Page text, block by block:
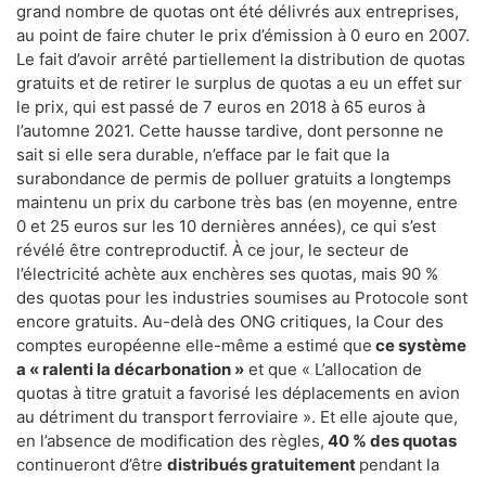
grand nombre de quotas ont été délivrés aux entreprises,
au point de faire chuter le prix d’émission à 0 euro en 2007.
Le fait d’avoir arrêté partiellement la distribution de quotas
gratuits et de retirer le surplus de quotas a eu un effet sur
le prix, qui est passé de 7 euros en 2018 à 65 euros à
l’automne 2021. Cette hausse tardive, dont personne ne
sait si elle sera durable, n’efface par le fait que la
surabondance de permis de polluer gratuits a longtemps
maintenu un prix du carbone très bas (en moyenne, entre
0 et 25 euros sur les 10 dernières années), ce qui s’est
révélé être contreproductif. À ce jour, le secteur de
l’électricité achète aux enchères ses quotas, mais 90 %
des quotas pour les industries soumises au Protocole sont
encore gratuits. Au-delà des ONG critiques, la Cour des
comptes européenne elle-même a estimé que ce système
a « ralenti la décarbonation » et que « L’allocation de
quotas à titre gratuit a favorisé les déplacements en avion
au détriment du transport ferroviaire ». Et elle ajoute que,
en l’absence de modification des règles, 40 % des quotas
continueront d’être distribués gratuitement pendant la